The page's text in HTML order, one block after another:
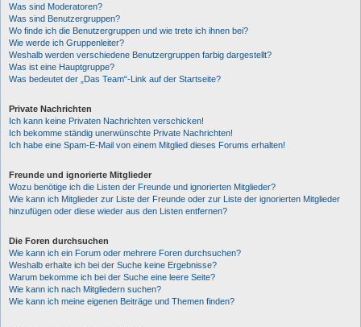
Was sind Moderatoren?
Was sind Benutzergruppen?
Wo finde ich die Benutzergruppen und wie trete ich ihnen bei?
Wie werde ich Gruppenleiter?
Weshalb werden verschiedene Benutzergruppen farbig dargestellt?
Was ist eine Hauptgruppe?
Was bedeutet der „Das Team“-Link auf der Startseite?
Private Nachrichten
Ich kann keine Privaten Nachrichten verschicken!
Ich bekomme ständig unerwünschte Private Nachrichten!
Ich habe eine Spam-E-Mail von einem Mitglied dieses Forums erhalten!
Freunde und ignorierte Mitglieder
Wozu benötige ich die Listen der Freunde und ignorierten Mitglieder?
Wie kann ich Mitglieder zur Liste der Freunde oder zur Liste der ignorierten Mitglieder
hinzufügen oder diese wieder aus den Listen entfernen?
Die Foren durchsuchen
Wie kann ich ein Forum oder mehrere Foren durchsuchen?
Weshalb erhalte ich bei der Suche keine Ergebnisse?
Warum bekomme ich bei der Suche eine leere Seite?
Wie kann ich nach Mitgliedern suchen?
Wie kann ich meine eigenen Beiträge und Themen finden?